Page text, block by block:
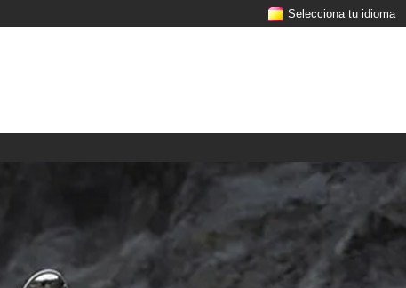
Selecciona tu idioma